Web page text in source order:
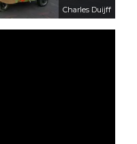
Charles Duijff